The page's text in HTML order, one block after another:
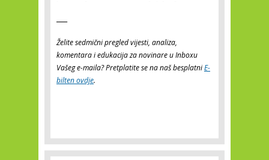
Želite sedmični pregled vijesti, analiza,
komentara i edukacija za novinare u Inboxu
Vašeg e-maila? Pretplatite se na naš besplatniE-
bilten ovdje.